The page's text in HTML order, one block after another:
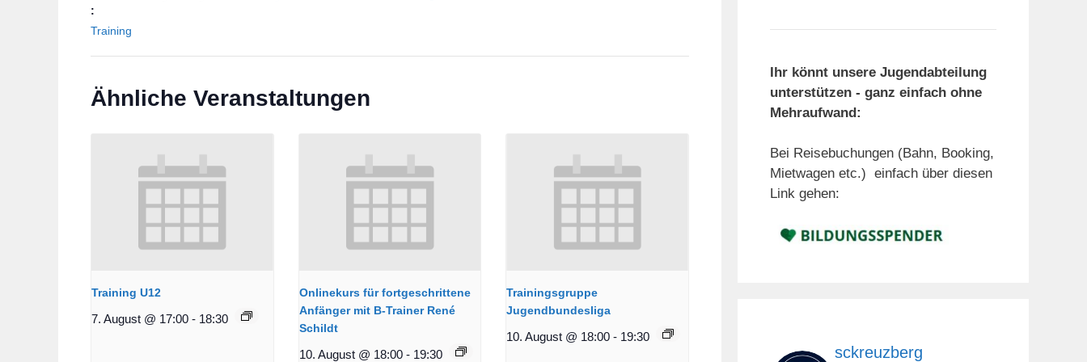
:
Training
Ähnliche Veranstaltungen
Training U12
7. August @ 17:00 - 18:30
Onlinekurs für fortgeschrittene
Anfänger mit B-Trainer René
Schildt
10. August @ 18:00 - 19:30
Trainingsgruppe
Jugendbundesliga
10. August @ 18:00 - 19:30
Ihr könnt unsere Jugendabteilung
unterstützen - ganz einfach ohne
Mehraufwand:
Bei Reisebuchungen (Bahn, Booking,
Mietwagen etc.) einfach über diesen
Link gehen:
sckreuzberg